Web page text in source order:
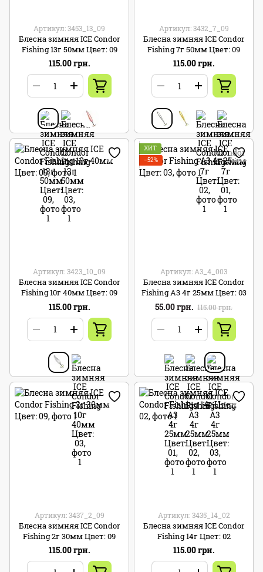
Артикул: 3453_13_09
Блесна зимняя ICE Condor
Fishing 13г 50мм Цвет: 09
115.00 грн.
Артикул: 3432_7_09
Блесна зимняя ICE Condor
Fishing 7г 50мм Цвет: 09
115.00 грн.
Артикул: 3423_10_09
Блесна зимняя ICE Condor
Fishing 10г 40мм Цвет: 09
115.00 грн.
ХИТ
−52%
Артикул: A3_4_003
Блесна зимняя ICE Condor
Fishing A3 4г 25мм Цвет: 03
55.00 грн. 115.00 грн.
Артикул: 3437_2_09
Блесна зимняя ICE Condor
Fishing 2г 30мм Цвет: 09
115.00 грн.
Артикул: 3435_14_02
Блесна зимняя ICE Condor
Fishing 14г Цвет: 02
115.00 грн.